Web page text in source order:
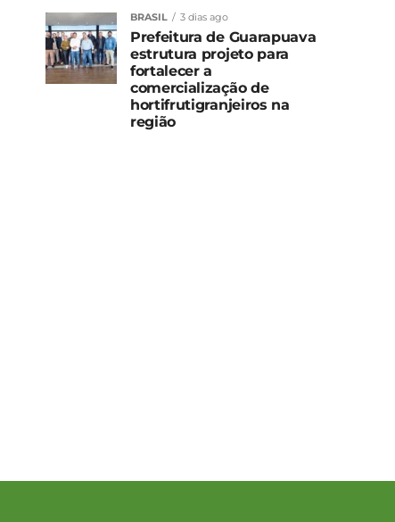
BRASIL 3 dias ago
Prefeitura de Guarapuava
estrutura projeto para
fortalecer a
comercialização de
hortifrutigranjeiros na
região